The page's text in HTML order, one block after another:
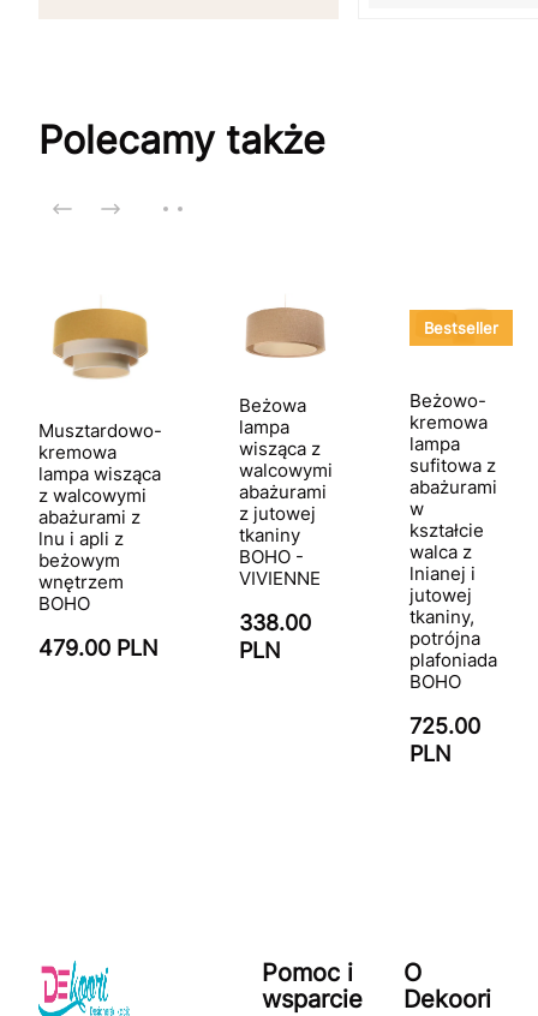
Polecamy także
Musztardowo-
kremowa
lampa wisząca
z walcowymi
abażurami z
lnu i apli z
beżowym
wnętrzem
BOHO
479.00 PLN
Beżowa
lampa
wisząca z
walcowymi
abażurami
z jutowej
tkaniny
BOHO -
VIVIENNE
338.00
PLN
Bestseller
Beżowo-
kremowa
lampa
sufitowa z
abażurami
w
kształcie
walca z
lnianej i
jutowej
tkaniny,
potrójna
plafoniada
BOHO
725.00
PLN
Pomoc i
wsparcie
O
Dekoori